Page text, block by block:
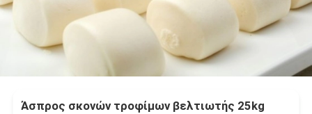
Άσπρος σκονών τροφίμων βελτιωτής 25kg